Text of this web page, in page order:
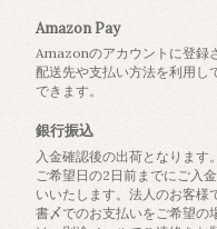
Amazon Pay
Amazonのアカウントに登録
配送先や支払い方法を利用し
できます。
銀行振込
入金確認後の出荷となります
ご希望日の2日前までにご入
いいたします。法人のお客様
書〆でのお支払いをご希望の